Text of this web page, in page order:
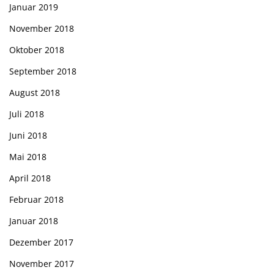
Januar 2019
November 2018
Oktober 2018
September 2018
August 2018
Juli 2018
Juni 2018
Mai 2018
April 2018
Februar 2018
Januar 2018
Dezember 2017
November 2017